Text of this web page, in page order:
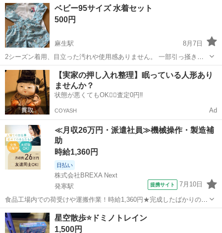
無限に遊べますよ(笑)♪ 中古品にご理解の上、スムーズに連絡が取れて
菊水元町まで取りに来てく...
北海道 札幌市 苗穂駅 ベビー用品 セット
ベビー95サイズ 水着セット
500円
麻生駅
8月7日
2シーズン着用、目立った汚れや使用感ありません。 一部引っ掻き傷
あります、3枚目見てください。 記名あります。
北海道 札幌市 麻生駅 キッズ用品
【実家の押し入れ整理】眠っている人形あり
ませんか？
状態が悪くてもOK🙆‍♀️査定0円‼️
COYASH Ad
≪月収26万円・派遣社員≫機械操作・製造補
助
時給1,360円
日払い
株式会社BREXA Next
発寒駅
提携サイト 7月10日
食品工場内での荷受けや運搬作業！時給1,360円★完成したばかりの新
しい工場での勤務◎空調完備で1年中快適作業★日払い制度あり！マイ
カー通勤可！工場敷地内無料駐車場あり！休出ほぼなし！《北海道札
幌市手稲区》 人気の工場のお...
北海道 札幌市 発寒駅 その他
星空散歩⭐️ドミノトレイン
1,500円